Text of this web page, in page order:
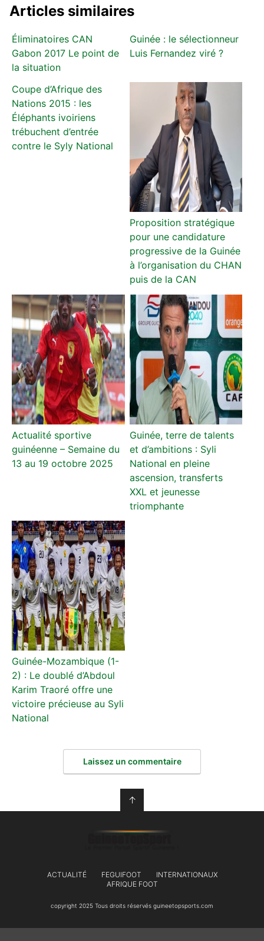
Articles similaires
Éliminatoires CAN
Gabon 2017 Le point de
la situation
Guinée : le sélectionneur
Luis Fernandez viré ?
Coupe d’Afrique des
Nations 2015 : les
Éléphants ivoiriens
trébuchent d’entrée
contre le Syly National
Proposition stratégique
pour une candidature
progressive de la Guinée
à l’organisation du CHAN
puis de la CAN
Actualité sportive
guinéenne – Semaine du
13 au 19 octobre 2025
Guinée, terre de talents
et d’ambitions : Syli
National en pleine
ascension, transferts
XXL et jeunesse
triomphante
Guinée-Mozambique (1-
2) : Le doublé d’Abdoul
Karim Traoré offre une
victoire précieuse au Syli
National
Laissez un commentaire
↑
ACTUALITÉ FEGUIFOOT
INTERNATIONAUX
AFRIQUE FOOT
copyright 2025 Tous droits réservés guineetopsports.com